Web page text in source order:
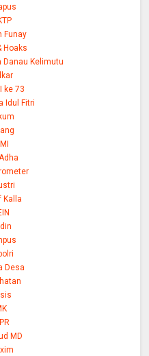
Funay
Hoaks
Danau Kelimutu
ke 73
Idul Fitri
Kalla
Desa
MD